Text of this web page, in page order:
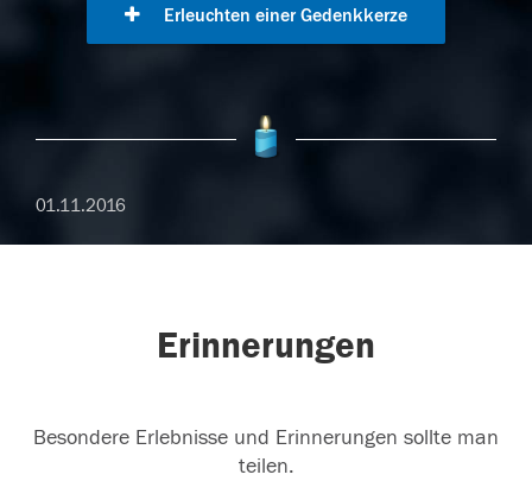
Erleuchten einer Gedenkkerze
01.11.2016
Erinnerungen
Besondere Erlebnisse und Erinnerungen sollte man
teilen.